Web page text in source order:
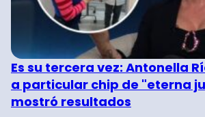
Es su tercera vez: Antonella
a particular chip de "eterna
mostró resultados